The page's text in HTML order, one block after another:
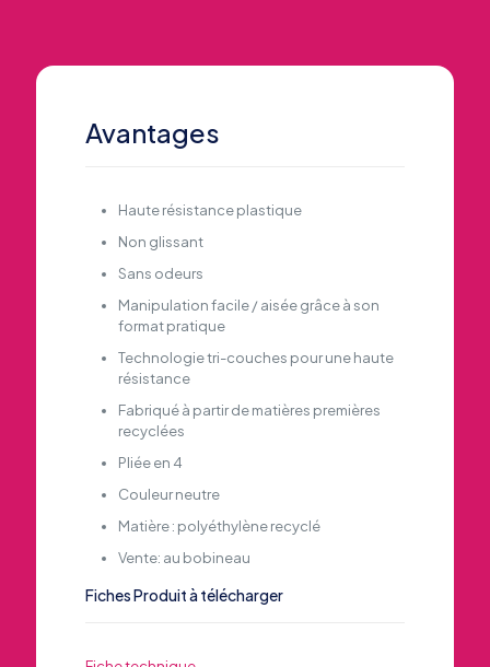
Avantages
Haute résistance plastique
Non glissant
Sans odeurs
Manipulation facile / aisée grâce à son
format pratique
Technologie tri-couches pour une haute
résistance
Fabriqué à partir de matières premières
recyclées
Pliée en 4
Couleur neutre
Matière : polyéthylène recyclé
Vente: au bobineau
Fiches Produit à télécharger